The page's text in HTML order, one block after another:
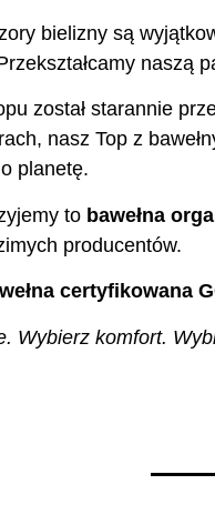
bielizny są
naszą
został starannie
nasz Top z
planetę.
to bawełna
producentów.
certyfikowana
Wybierz komfort.